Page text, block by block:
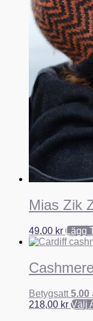
Mias Zik
49,00 kr Lägg
Betygsatt 5.00
218,00 kr Välj